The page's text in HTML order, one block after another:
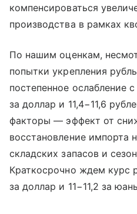
компенсироваться
производства в рамках
По нашим оценкам,
попытки укрепления
постепенное ослабление
за доллар и 11,4−11,6
факторы — эффект от
восстановление импорта
складских запасов и
Краткосрочно ждем курс
за доллар и 11−11,2 за